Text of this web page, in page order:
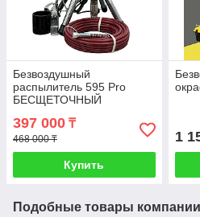
Безвоздушный
распылитель 595 Pro
БЕСЩЕТОЧНЫЙ
397 000 ₸
468 000 ₸
Купить
1
Подобные товары компании